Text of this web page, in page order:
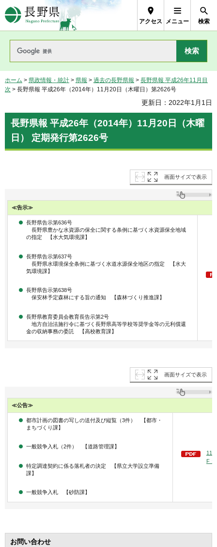
長野県Nagano Prefecture
アクセス メニュー 検索
ホーム > 県政情報・統計 > 県報 > 過去の長野県報 > 長野県報 平成26年11月目
次 > 長野県報 平成26年（2014年）11月20日（木曜日）第2626号
更新日：2022年1月1日
長野県報 平成26年（2014年）11月20日（木曜
日） 定期発行第2626号
画面サイズで表示
≪告示≫
長野県告示第636号
長野県豊かな水資源の保全に関する条例に基づく水資源保全地域
の指定 【水大気環境課】
長野県告示第637号
長野県水環境保全条例に基づく水道水源保全地区の指定 【水大
気環境課】
長野県告示第638号
保安林予定森林にする旨の通知 【森林づくり推進課】
長野県教育委員会教育長告示第2号
地方自治法施行令に基づく長野県高等学校等奨学金等の元利償還
金の収納事務の委託 【高校教育課】
画面サイズで表示
≪公告≫
都市計画の図書の写しの送付及び縦覧（3件） 【都市・
まちづくり課】
一般競争入札（2件） 【道路管理課】
特定調達契約に係る落札者の決定 【県立大学設立準備
課】
一般競争入札 【砂防課】
11
F：
お問い合わせ